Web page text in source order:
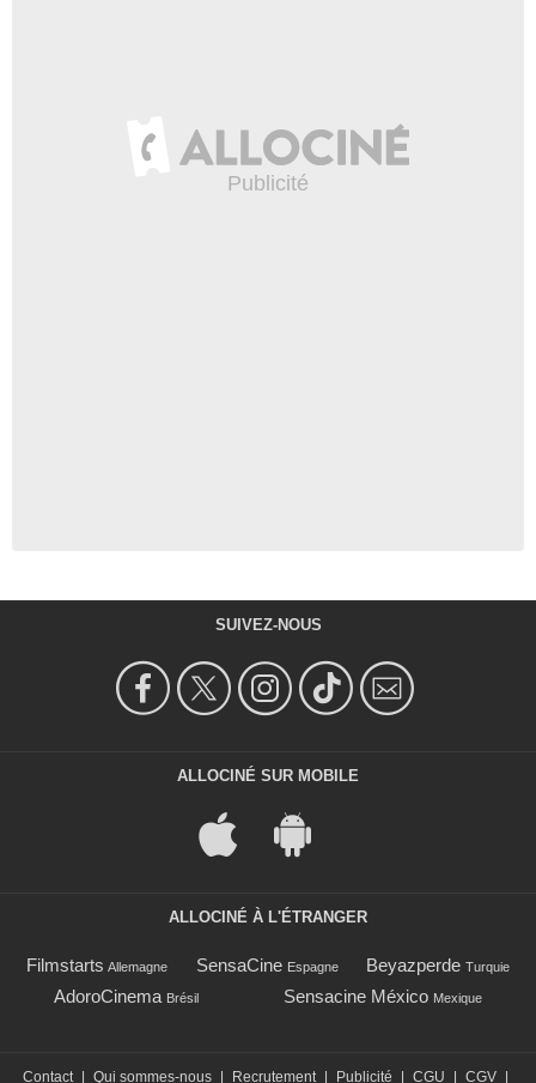
SUIVEZ-NOUS
ALLOCINÉ SUR MOBILE
ALLOCINÉ À L'ÉTRANGER
Filmstarts Allemagne SensaCine Espagne Beyazperde Turquie
AdoroCinema Brésil Sensacine México Mexique
Contact | Qui sommes-nous | Recrutement | Publicité | CGU | CGV |